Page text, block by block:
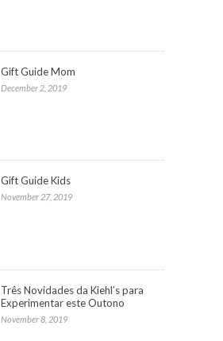
Gift Guide Mom
December 2, 2019
Gift Guide Kids
November 27, 2019
Três Novidades da Kiehl’s para
Experimentar este Outono
November 8, 2019